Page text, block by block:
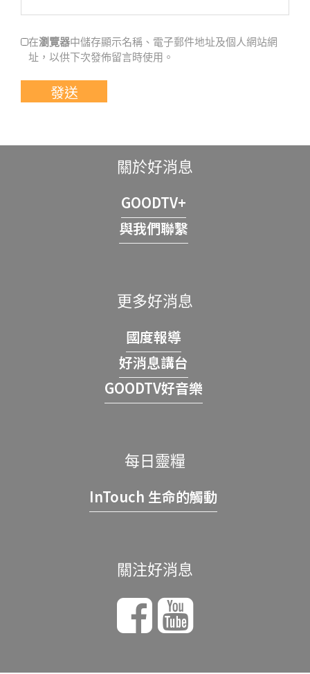
在瀏覽器中儲存顯示名稱、電子郵件地址及個人網站網
址，以供下次發佈留言時使用。
關於好消息
GOODTV+
與我們聯繫
更多好消息
國度報導
好消息講台
GOODTV好音樂
每日靈糧
InTouch 生命的觸動
關注好消息